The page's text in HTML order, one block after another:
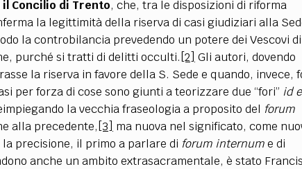
Concilio di Trento, che, tra le disposizioni di riforma
la legittimità della riserva di casi giudiziari alla
la controbilancia prevedendo un potere dei Vescovi di
purché si tratti di delitti occulti. [2] Gli autori, dovendo
la riserva in favore della S. Sede e quando, invece,
per forza di cose sono giunti a teorizzare due “fori” id
la vecchia fraseologia a proposito del forum
alla precedente, [3]
ma nuova nel significato, come
precisione, il primo a parlare di forum internume di
anche un ambito extrasacramentale, è stato